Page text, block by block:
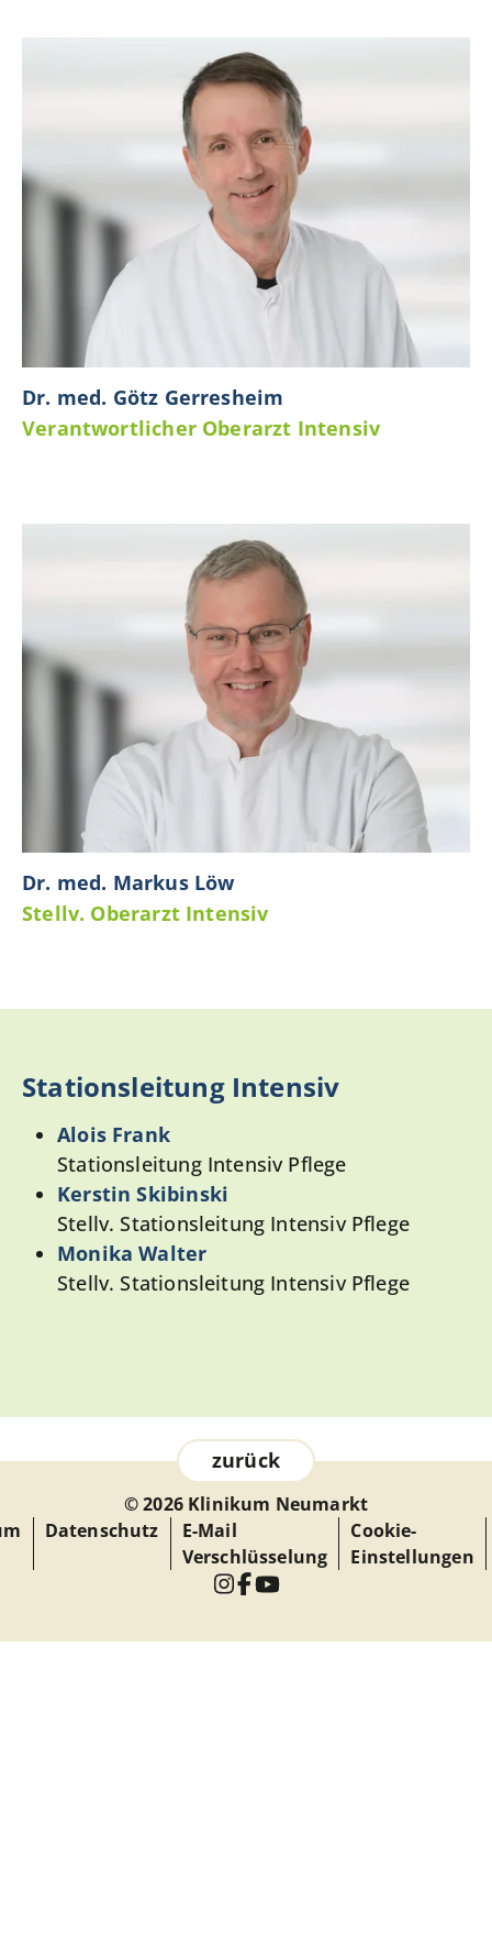
Dr. med. Götz Gerresheim
Verantwortlicher Oberarzt Intensiv
Dr. med. Markus Löw
Stellv. Oberarzt Intensiv
Stationsleitung Intensiv
Alois Frank
Stationsleitung Intensiv Pflege
Kerstin Skibinski
Stellv. Stationsleitung Intensiv Pflege
Monika Walter
Stellv. Stationsleitung Intensiv Pflege
zurück
© 2026 Klinikum Neumarkt
Datenschutz
E-Mail
Verschlüsselung
Cookie-
Einstellungen